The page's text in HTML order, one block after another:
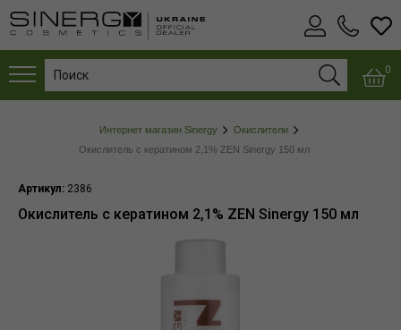
0
Интернет магазин Sinergy
Окислители
Окислитель с кератином 2,1% ZEN Sinergy 150 мл
Артикул: 2386
Окислитель с кератином 2,1% ZEN Sinergy 150 мл